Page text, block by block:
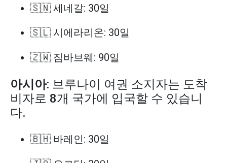
🇸🇳 세네갈: 30일
🇸🇱 시에라리온: 30일
🇿🇼 짐바브웨: 90일
아시아: 브루나이 여권 소지자는 도착
비자로 8개 국가에 입국할 수 있습니
다.
🇧🇭 바레인: 30일